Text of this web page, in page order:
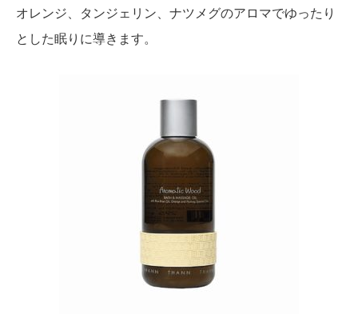
オレンジ、タンジェリン、ナツメグのアロマでゆったり
とした眠りに導きます。